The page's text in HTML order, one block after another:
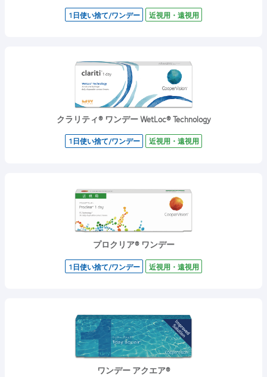
1日使い捨て/ワンデー 近視用・遠視用
クラリティ® ワンデー WetLoc® Technology
1日使い捨て/ワンデー 近視用・遠視用
プロクリア® ワンデー
1日使い捨て/ワンデー 近視用・遠視用
ワンデー アクエア®